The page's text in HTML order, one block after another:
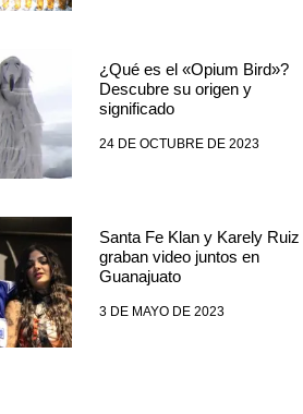
¿Qué es el «Opium Bird»?
Descubre su origen y
significado
24 DE OCTUBRE DE 2023
Santa Fe Klan y Karely Ruiz
graban video juntos en
Guanajuato
3 DE MAYO DE 2023